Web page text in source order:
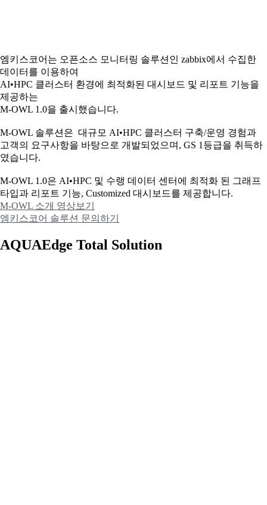
엠키스코어는 오픈소스 모니터링 솔루션인 zabbix에서 수집한
데이터를 이용하여
AI•HPC 클러스터 환경에 최적화된 대시보드 및 리포트 기능을
제공하는
M-OWL 1.0을 출시했습니다.
M-OWL 솔루션은 대규모 AI•HPC 클러스터 구축/운영 경험과
고객의 요구사항을 바탕으로 개발되었으며, GS 1등급을 취득하
였습니다.
M-OWL 1.0은 AI•HPC 및 수랭 데이터 센터에 최적화 된 그래프
타입과 리포트 기능, Customized 대시보드를 제공합니다.
M-OWL 소개 영상보기
엠키스코어 솔루션 문의하기
AQUAEdge Total Solution